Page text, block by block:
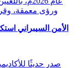
ورؤى معمقة،
الأمن السيبراني